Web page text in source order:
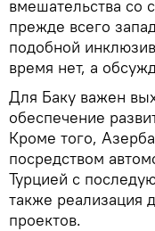
вмешательства со
прежде всего
подобной
время нет, а
Для Баку важен
обеспечение
Кроме того,
посредством
Турцией с
также реализация
проектов.